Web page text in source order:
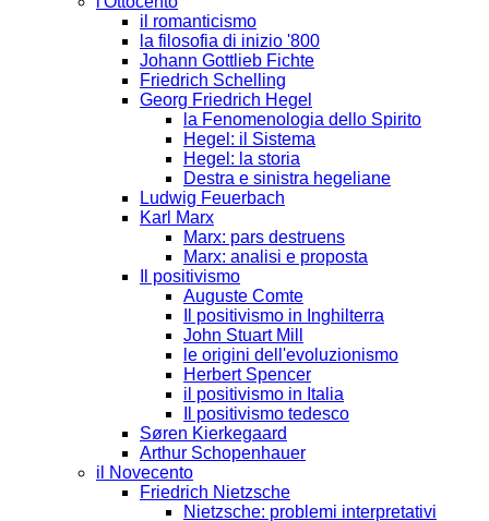
il romanticismo
la filosofia di inizio '800
Johann Gottlieb Fichte
Friedrich Schelling
Georg Friedrich Hegel
la Fenomenologia dello Spirito
Hegel: il Sistema
Hegel: la storia
Destra e sinistra hegeliane
Ludwig Feuerbach
Karl Marx
Marx: pars destruens
Marx: analisi e proposta
Il positivismo
Auguste Comte
Il positivismo in Inghilterra
John Stuart Mill
le origini dell'evoluzionismo
Herbert Spencer
il positivismo in Italia
Il positivismo tedesco
Søren Kierkegaard
Arthur Schopenhauer
il Novecento
Friedrich Nietzsche
Nietzsche: problemi interpretativi